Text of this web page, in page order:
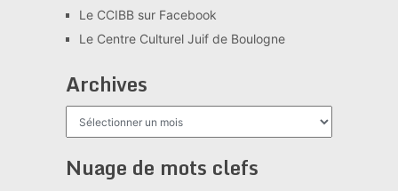
Le CCIBB sur Facebook
Le Centre Culturel Juif de Boulogne
Archives
Nuage de mots clefs